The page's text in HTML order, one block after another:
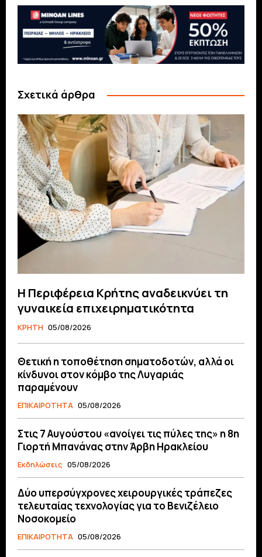
Σχετικά άρθρα
Η Περιφέρεια Κρήτης αναδεικνύει τη
γυναικεία επιχειρηματικότητα
ΚΡΗΤΗ 05/08/2026
Θετική η τοποθέτηση σηματοδοτών, αλλά οι
κίνδυνοι στον κόμβο της Λυγαριάς
παραμένουν
ΕΠΙΚΑΙΡΟΤΗΤΑ 05/08/2026
Στις 7 Αυγούστου «ανοίγει τις πύλες της» η 8η
Γιορτή Μπανάνας στην Άρβη Ηρακλείου
Εκδηλώσεις 05/08/2026
Δύο υπερσύγχρονες χειρουργικές τράπεζες
τελευταίας τεχνολογίας για το Βενιζέλειο
Νοσοκομείο
ΕΠΙΚΑΙΡΟΤΗΤΑ 05/08/2026